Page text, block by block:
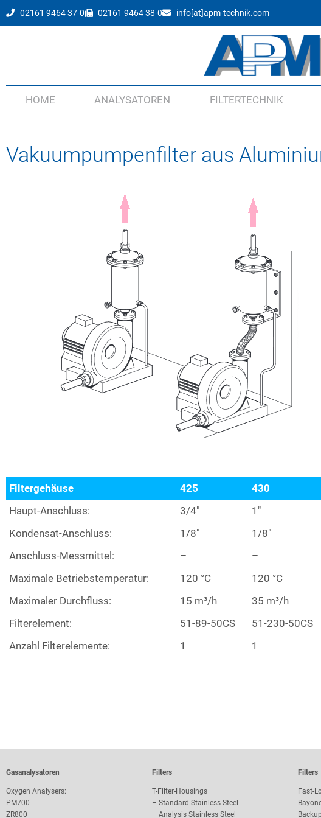
02161 9464 37-0 02161 9464 38-0 info[at]apm-technik.com
HOME ANALYSATOREN FILTERTECHNIK
Vakuumpumpenfilter aus
Filtergehäuse 425 430
Haupt-Anschluss:
3/4″ 1″
Kondensat-Anschluss:
1/8″ 1/8″
Anschluss-Messmittel:
– –
Maximale Betriebstemperatur:
120 °C 120 °C
Maximaler Durchfluss:
15 m³/h 35 m³/h
Filterelement:
51-89-50CS 51-230-50CS
Anzahl Filterelemente:
1 1
Gasanalysatoren
Oxygen Analysers:
PM700
ZR800
Filters
T-Filter-Housings
– Standard Stainless Steel
– Analysis Stainless Steel
Filters
Fast-